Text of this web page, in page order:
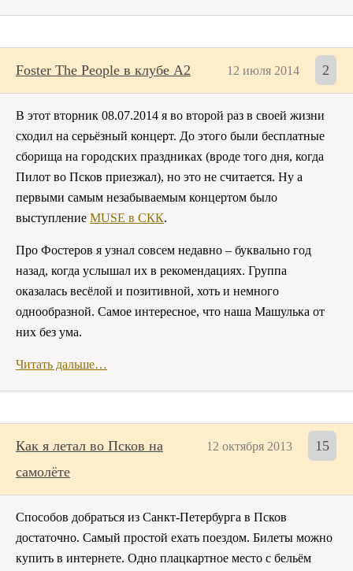
12 июля 2014 2
Foster The People в клубе A2
В этот вторник 08.07.2014 я во второй раз в своей жизни
сходил на серьёзный концерт. До этого были бесплатные
сборища на городских праздниках (вроде того дня, когда
Пилот во Псков приезжал), но это не считается. Ну а
первыми самым незабываемым концертом было
выступление MUSE в СКК.
Про Фостеров я узнал совсем недавно – буквально год
назад, когда услышал их в рекомендациях. Группа
оказалась весёлой и позитивной, хоть и немного
однообразной. Самое интересное, что наша Машулька от
них без ума.
Читать дальше…
12 октября 2013 15
Как я летал во Псков на
самолёте
Способов добраться из Санкт-Петербурга в Псков
достаточно. Самый простой ехать поездом. Билеты можно
купить в интернете. Одно плацкартное место с бельём